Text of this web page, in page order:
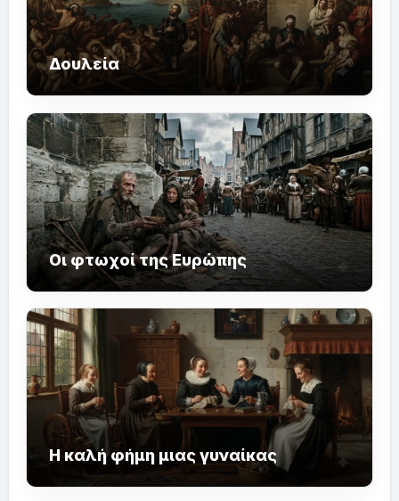
Δουλεία
Οι φτωχοί της Ευρώπης
Η καλή φήμη μιας γυναίκας